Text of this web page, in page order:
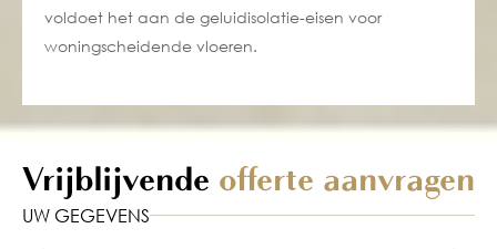
voldoet het aan de geluidisolatie-eisen voor
woningscheidende vloeren.
Vrijblijvende offerte aanvragen
UW GEGEVENS